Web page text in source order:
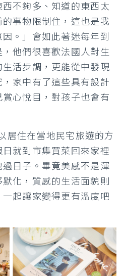
不夠多、知道的東西太
事物限制住，這也是我
。」會如此著迷每年到
他們很喜歡法國人對生
活步調，更能從中發現
家中有了這些具有設計
心悅目，對孩子也會有
居住在當地民宅旅遊的方
就到市集買菜回來家裡
日子。畢竟美感不是渾
化，質感的生活面貌則
起讓家變得更有溫度吧